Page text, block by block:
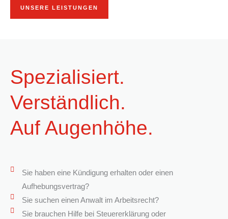
UNSERE LEISTUNGEN
Spezialisiert.
Verständlich.
Auf Augenhöhe.
Sie haben eine Kündigung erhalten oder einen
Aufhebungsvertrag?
Sie suchen einen Anwalt im Arbeitsrecht?
Sie brauchen Hilfe bei Steuererklärung oder